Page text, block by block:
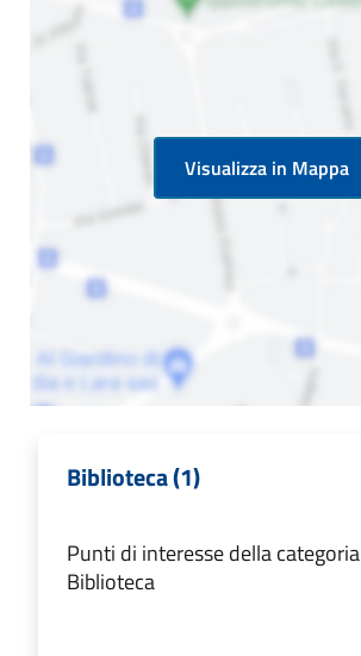
Visualizza in Mappa
Biblioteca (1)
Punti di interesse della categoria
Biblioteca